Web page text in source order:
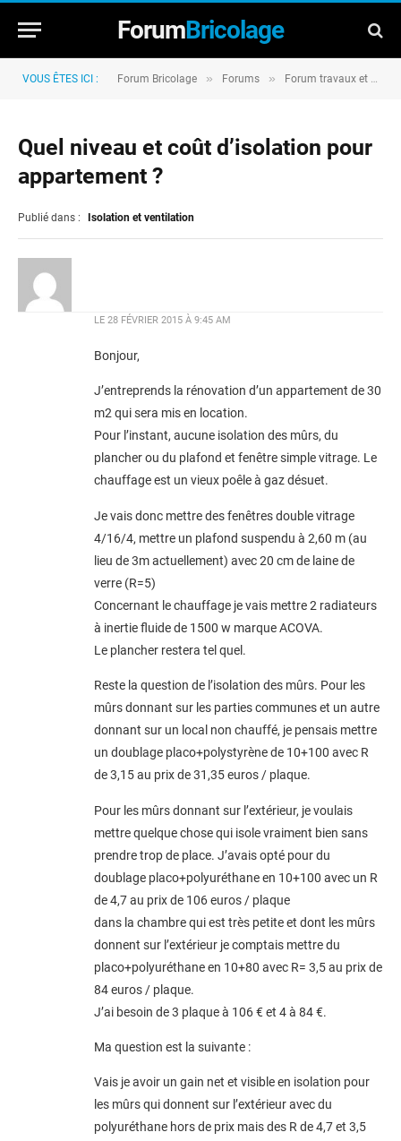
ForumBricolage
VOUS ÊTES ICI : Forum Bricolage » Forums » Forum travaux et rénovation
Quel niveau et coût d’isolation pour
appartement ?
Publié dans : Isolation et ventilation
LE 28 FÉVRIER 2015 À 9:45 AM
Bonjour,
J’entreprends la rénovation d’un appartement de 30
m2 qui sera mis en location.
Pour l’instant, aucune isolation des mûrs, du
plancher ou du plafond et fenêtre simple vitrage. Le
chauffage est un vieux poêle à gaz désuet.
Je vais donc mettre des fenêtres double vitrage
4/16/4, mettre un plafond suspendu à 2,60 m (au
lieu de 3m actuellement) avec 20 cm de laine de
verre (R=5)
Concernant le chauffage je vais mettre 2 radiateurs
à inertie fluide de 1500 w marque ACOVA.
Le plancher restera tel quel.
Reste la question de l’isolation des mûrs. Pour les
mûrs donnant sur les parties communes et un autre
donnant sur un local non chauffé, je pensais mettre
un doublage placo+polystyrène de 10+100 avec R
de 3,15 au prix de 31,35 euros / plaque.
Pour les mûrs donnant sur l’extérieur, je voulais
mettre quelque chose qui isole vraiment bien sans
prendre trop de place. J’avais opté pour du
doublage placo+polyuréthane en 10+100 avec un R
de 4,7 au prix de 106 euros / plaque
dans la chambre qui est très petite et dont les mûrs
donnent sur l’extérieur je comptais mettre du
placo+polyuréthane en 10+80 avec R= 3,5 au prix de
84 euros / plaque.
J’ai besoin de 3 plaque à 106 € et 4 à 84 €.
Ma question est la suivante :
Vais je avoir un gain net et visible en isolation pour
les mûrs qui donnent sur l’extérieur avec du
polyuréthane hors de prix mais des R de 4,7 et 3,5